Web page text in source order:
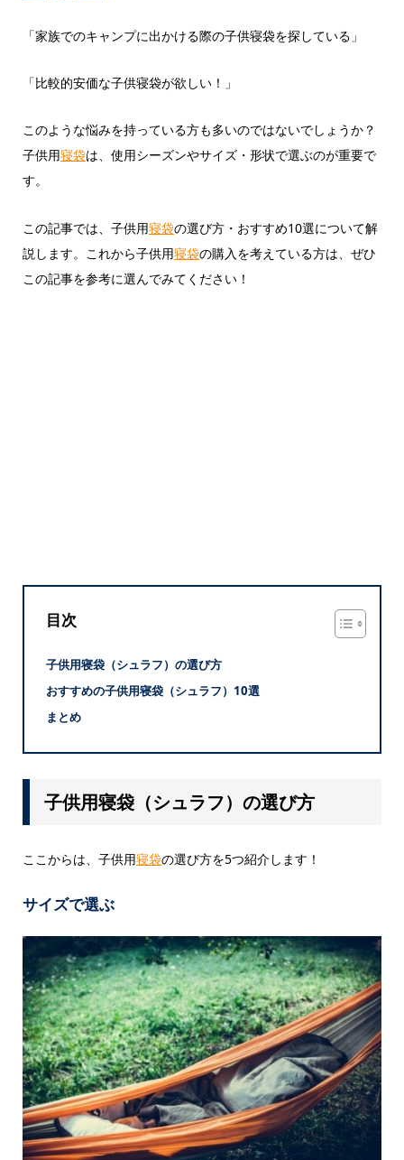
「家族でのキャンプに出かける際の子供寝袋を探している」
「比較的安価な子供寝袋が欲しい！」
このような悩みを持っている方も多いのではないでしょうか？
子供用寝袋は、使用シーズンやサイズ・形状で選ぶのが重要で
す。
この記事では、子供用寝袋の選び方・おすすめ10選について解
説します。これから子供用寝袋の購入を考えている方は、ぜひ
この記事を参考に選んでみてください！
目次
子供用寝袋（シュラフ）の選び方
おすすめの子供用寝袋（シュラフ）10選
まとめ
子供用寝袋（シュラフ）の選び方
ここからは、子供用寝袋の選び方を5つ紹介します！
サイズで選ぶ